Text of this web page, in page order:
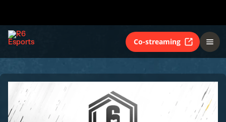
Co-streaming